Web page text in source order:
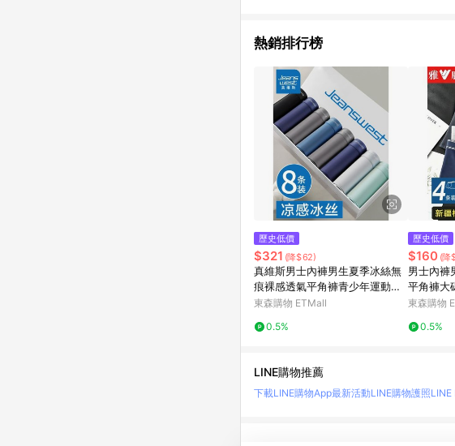
熱銷排行榜
歷史低價
$321 (降$62)
真維斯男士內褲男生夏季冰絲無
痕裸感透氣平角褲青少年運動四
角褲
東森購物 ETMall
0.5%
歷史低價
$160 (降
男士內褲
平角褲大
棉夏
東森購物
0.5%
LINE購物推薦
下載LINE購物App最新活動LINE購物護照LINE